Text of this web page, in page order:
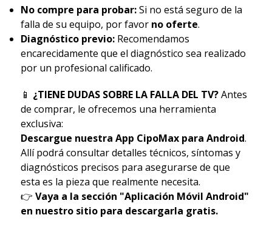
No compre para probar:Si no está seguro de la
falla de su equipo, por favor no oferte.
Diagnóstico previo:Recomendamos
encarecidamente que el diagnóstico sea realizado
por un profesional calificado.
📱 ¿TIENE DUDAS SOBRE LA FALLA DEL TV?Antes
de comprar, le ofrecemos una herramienta
exclusiva:
Descargue nuestra App CipoMax para Android.
Allí podrá consultar detalles técnicos, síntomas y
diagnósticos precisos para asegurarse de que
esta es la pieza que realmente necesita.
👉 Vaya a la sección "Aplicación Móvil Android"
en nuestro sitio para descargarla gratis.